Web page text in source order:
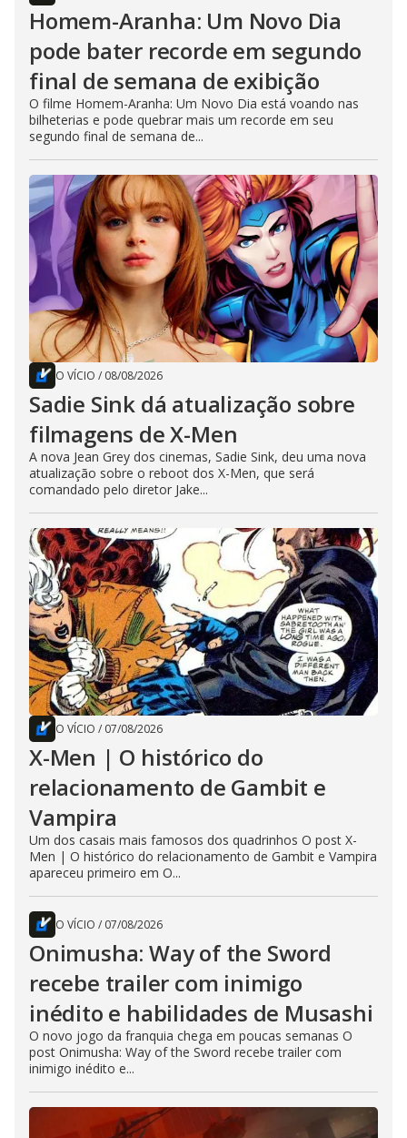
Homem-Aranha: Um Novo Dia
pode bater recorde em segundo
final de semana de exibição
O filme Homem-Aranha: Um Novo Dia está voando nas
bilheterias e pode quebrar mais um recorde em seu
segundo final de semana de...
O VÍCIO / 08/08/2026
Sadie Sink dá atualização sobre
filmagens de X-Men
A nova Jean Grey dos cinemas, Sadie Sink, deu uma nova
atualização sobre o reboot dos X-Men, que será
comandado pelo diretor Jake...
O VÍCIO / 07/08/2026
X-Men | O histórico do
relacionamento de Gambit e
Vampira
Um dos casais mais famosos dos quadrinhos O post X-
Men | O histórico do relacionamento de Gambit e Vampira
apareceu primeiro em O...
O VÍCIO / 07/08/2026
Onimusha: Way of the Sword
recebe trailer com inimigo
inédito e habilidades de Musashi
O novo jogo da franquia chega em poucas semanas O
post Onimusha: Way of the Sword recebe trailer com
inimigo inédito e...